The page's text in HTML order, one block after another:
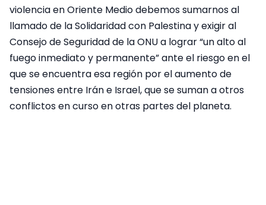
violencia en Oriente Medio debemos sumarnos al
llamado de la Solidaridad con Palestina y exigir al
Consejo de Seguridad de la ONU a lograr “un alto al
fuego inmediato y permanente” ante el riesgo en el
que se encuentra esa región por el aumento de
tensiones entre Irán e Israel, que se suman a otros
conflictos en curso en otras partes del planeta.